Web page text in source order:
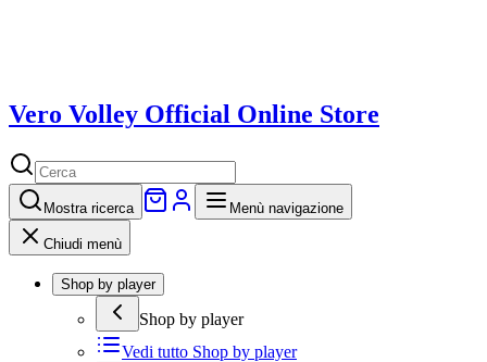
Vero Volley Official Online Store
Mostra ricerca Menù navigazione
Chiudi menù
Shop by player
Shop by player
Vedi tutto Shop by player